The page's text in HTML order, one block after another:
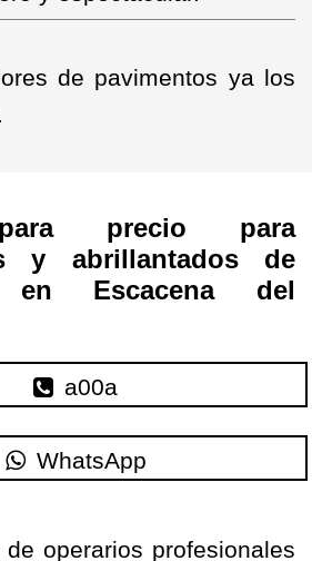
de pavimentos ya los
precio para
y abrillantados de
en Escacena del
a00a
WhatsApp
operarios profesionales